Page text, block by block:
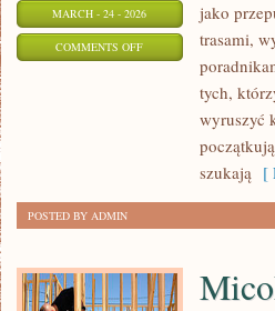
MARCH - 24 - 2026
COMMENTS OFFON
jako
trasami,
tych,
wyruszyć
szukają [
POSTED BY ADMIN